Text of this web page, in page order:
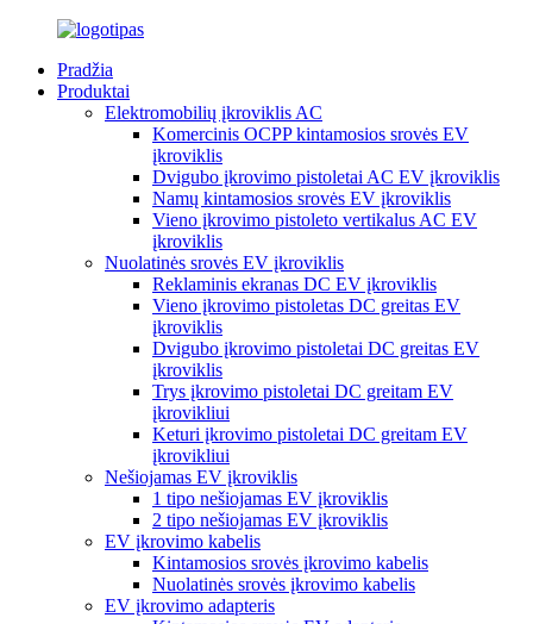
Pradžia
Produktai
Elektromobilių įkroviklis AC
Komercinis OCPP kintamosios srovės EV
įkroviklis
Dvigubo įkrovimo pistoletai AC EV įkroviklis
Namų kintamosios srovės EV įkroviklis
Vieno įkrovimo pistoleto vertikalus AC EV
įkroviklis
Nuolatinės srovės EV įkroviklis
Reklaminis ekranas DC EV įkroviklis
Vieno įkrovimo pistoletas DC greitas EV
įkroviklis
Dvigubo įkrovimo pistoletai DC greitas EV
įkroviklis
Trys įkrovimo pistoletai DC greitam EV
įkrovikliui
Keturi įkrovimo pistoletai DC greitam EV
įkrovikliui
Nešiojamas EV įkroviklis
1 tipo nešiojamas EV įkroviklis
2 tipo nešiojamas EV įkroviklis
EV įkrovimo kabelis
Kintamosios srovės įkrovimo kabelis
Nuolatinės srovės įkrovimo kabelis
EV įkrovimo adapteris